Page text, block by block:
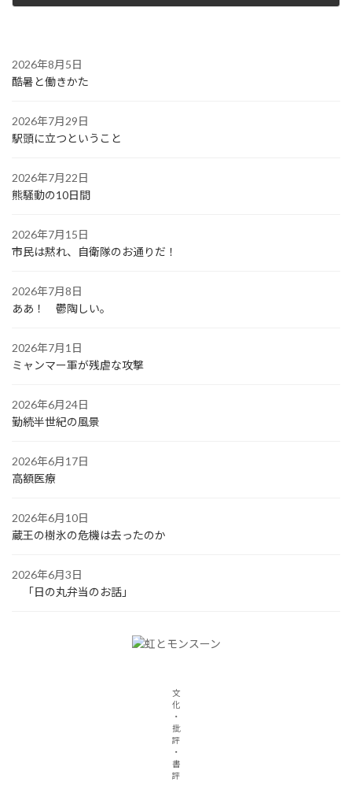
2026年8月5日
酷暑と働きかた
2026年7月29日
駅頭に立つということ
2026年7月22日
熊騒動の10日間
2026年7月15日
市民は黙れ、自衛隊のお通りだ！
2026年7月8日
ああ！ 鬱陶しい。
2026年7月1日
ミャンマー軍が残虐な攻撃
2026年6月24日
勤続半世紀の風景
2026年6月17日
高額医療
2026年6月10日
蔵王の樹氷の危機は去ったのか
2026年6月3日
「日の丸弁当のお話」
文
化
・
批
評
・
書
評